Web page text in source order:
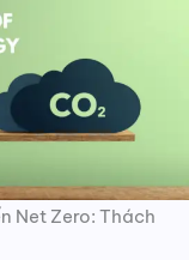
Net Zero: Thách